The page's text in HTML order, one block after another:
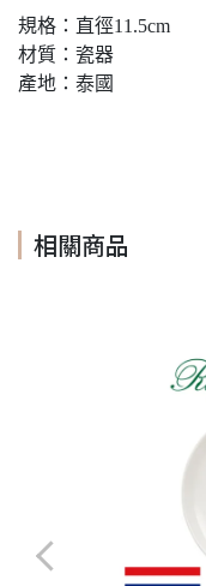
規格：直徑11.5cm
材質：瓷器
產地：泰國
相關商品